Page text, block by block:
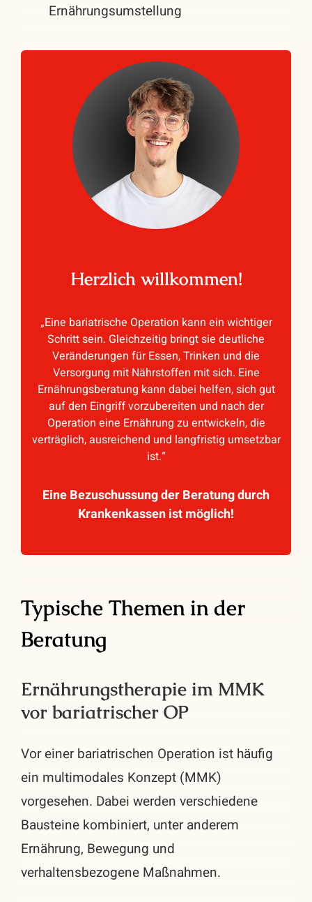
Ernährungsumstellung
Herzlich willkommen!
„Eine bariatrische Operation kann ein wichtiger
Schritt sein. Gleichzeitig bringt sie deutliche
Veränderungen für Essen, Trinken und die
Versorgung mit Nährstoffen mit sich. Eine
Ernährungsberatung kann dabei helfen, sich gut
auf den Eingriff vorzubereiten und nach der
Operation eine Ernährung zu entwickeln, die
verträglich, ausreichend und langfristig umsetzbar
ist.“
Eine Bezuschussung der Beratung durch
Krankenkassen ist möglich!
Typische Themen in der
Beratung
Ernährungstherapie im MMK
vor bariatrischer OP
Vor einer bariatrischen Operation ist häufig
ein multimodales Konzept (MMK)
vorgesehen. Dabei werden verschiedene
Bausteine kombiniert, unter anderem
Ernährung, Bewegung und
verhaltensbezogene Maßnahmen.